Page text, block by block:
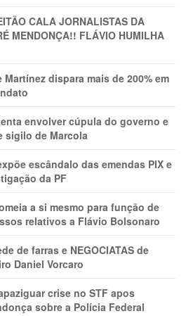
CALA JORNALISTAS DA
MENDONÇA!! FLÁVIO HUMILHA
dispara mais de 200% em
envolver cúpula do governo e
sigilo de Marcola
escândalo das emendas PIX e
da PF
a si mesmo para função de
relativos a Flávio Bolsonaro
de farras e NEGOCIATAS de
Daniel Vorcaro
crise no STF apos
sobre a Polícia Federal